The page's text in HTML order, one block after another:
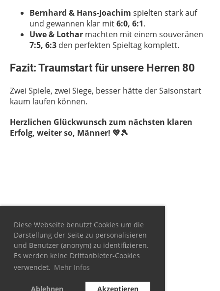
Diese Webseite benutzt Cookies um die
Darstellung der Seite zu personalisieren
und Benutzer (anonym) zu identifizieren.
Es werden keine Drittanbieter-Cookies
verwendet. Mehr Infos
Ablehnen Akzeptieren
Bernhard & Hans-Joachim spielten stark auf
und gewannen klar mit6:0, 6:1.
Uwe & Lothar machten mit einem souveränen
7:5, 6:3 den perfekten Spieltag komplett.
Fazit: Traumstart für unsere Herren 80
Zwei Spiele, zwei Siege, besser hätte der Saisonstart
kaum laufen können.
Herzlichen Glückwunsch zum nächsten klaren
Erfolg, weiter so, Männer! 💚🎾